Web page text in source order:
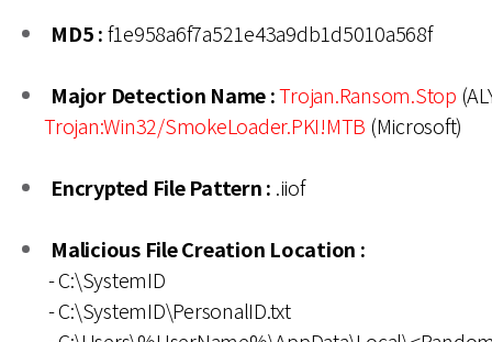
MD5 :f1e958a6f7a521e43a9db1d5010a568f
Major Detection Name :Trojan.Ransom.Stop
Trojan:Win32/SmokeLoader.PKI!MTB (Microsoft)
Encrypted File Pattern : .iiof
Malicious File Creation Location :
- C:\SystemID
- C:\SystemID\PersonalID.txt